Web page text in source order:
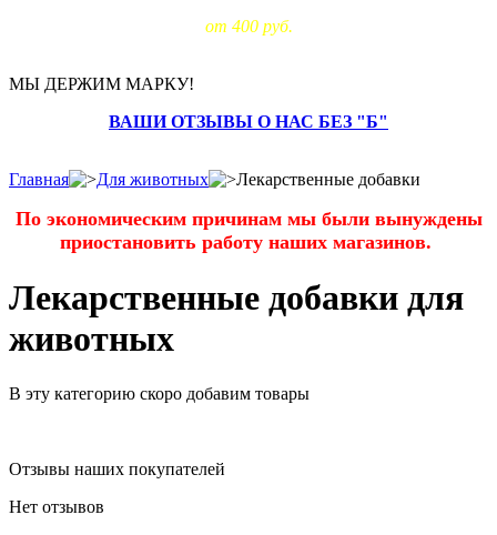
от 400 руб.
МЫ ДЕРЖИМ МАРКУ!
ВАШИ ОТЗЫВЫ О НАС БЕЗ "Б"
Главная Для животных Лекарственные добавки
По экономическим причинам мы были вынуждены
приостановить работу наших магазинов.
Лекарственные добавки для
животных
В эту категорию скоро добавим товары
Отзывы наших покупателей
Нет отзывов